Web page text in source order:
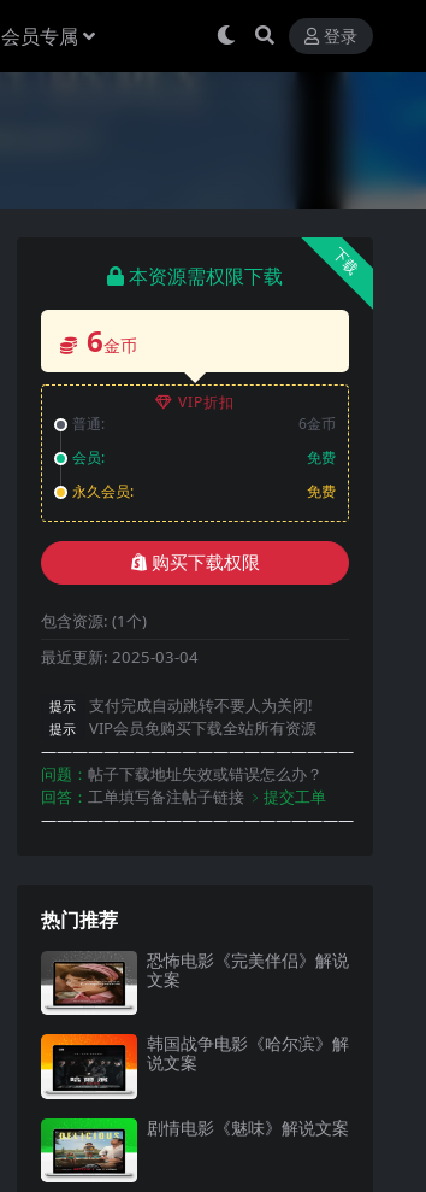
会员专属 登录
下载
本资源需权限下载
6金币
VIP折扣
普通:
6金币
会员:
免费
永久会员:
免费
购买下载权限
包含资源: (1个)
最近更新: 2025-03-04
提示 支付完成自动跳转不要人为关闭!
提示
VIP会员免购买下载全站所有资源
————————————————————
问题： 帖子下载地址失效或错误怎么办？
回答： 工单填写备注帖子链接 ﹥提交工单
————————————————————
热门推荐
恐怖电影《完美伴侣》解说
文案
韩国战争电影《哈尔滨》解
说文案
剧情电影《魅味》解说文案